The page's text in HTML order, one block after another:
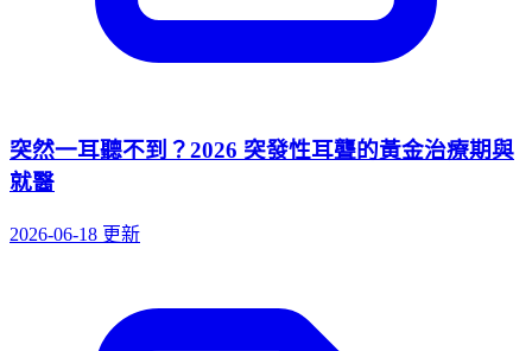
突然一耳聽不到？2026 突發性耳聾的黃金治療期與
就醫
2026-06-18 更新